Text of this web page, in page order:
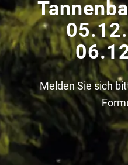
Melden Sie sich